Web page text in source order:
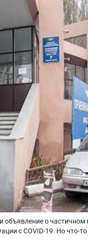
о частичном
с COVID-19. Но что-